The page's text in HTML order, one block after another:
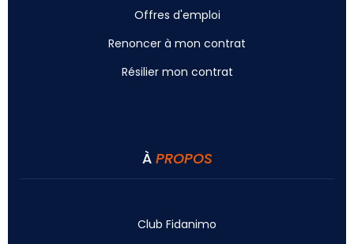
Offres d'emploi
Renoncer à mon contrat
Résilier mon contrat
À PROPOS
Club Fidanimo